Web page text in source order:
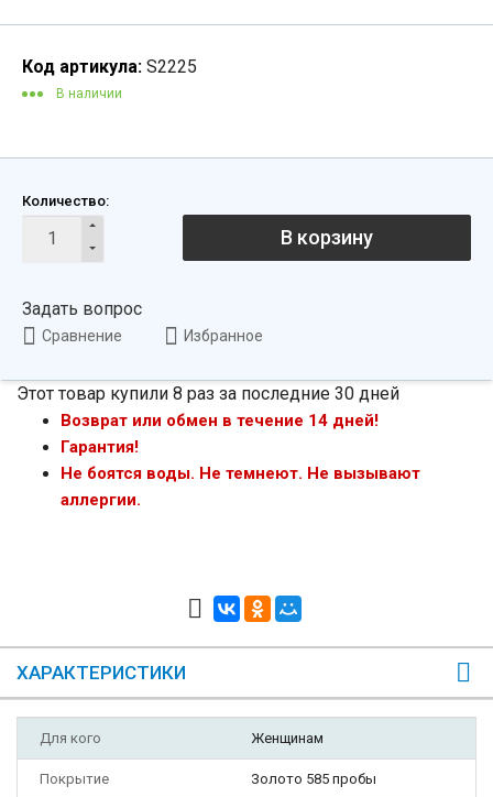
Код артикула: S2225
В наличии
Количество:
В корзину
Задать вопрос
Сравнение Избранное
Этот товар купили 8 раз за последние 30 дней
Возврат или обмен в течение 14 дней!
Гарантия!
Не боятся воды. Не темнеют. Не вызывают
аллергии.
ХАРАКТЕРИСТИКИ
Для кого Женщинам
Покрытие Золото 585 пробы